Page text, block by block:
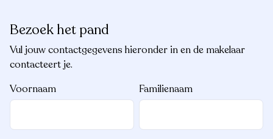
Bezoek het pand
Vul jouw contactgegevens hieronder in en de makelaar
contacteert je.
Voornaam
Familienaam